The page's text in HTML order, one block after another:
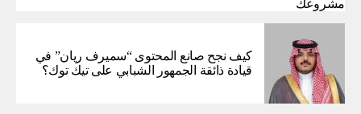
مشروعك
كيف نجح صانع المحتوى “سميرف ريان” في
قيادة ذائقة الجمهور الشبابي على تيك توك؟